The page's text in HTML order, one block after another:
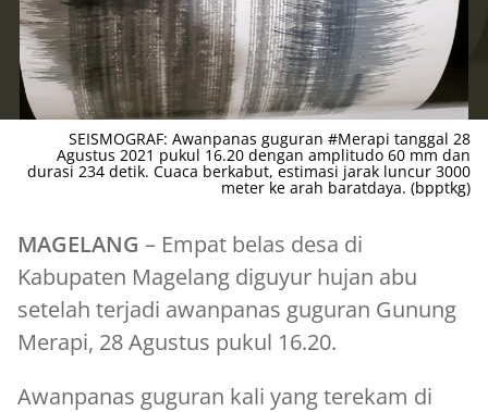
SEISMOGRAF: Awanpanas guguran #Merapi tanggal 28
Agustus 2021 pukul 16.20 dengan amplitudo 60 mm dan
durasi 234 detik. Cuaca berkabut, estimasi jarak luncur 3000
meter ke arah baratdaya. (bpptkg)
MAGELANG – Empat belas desa di
Kabupaten Magelang diguyur hujan abu
setelah terjadi awanpanas guguran Gunung
Merapi, 28 Agustus pukul 16.20.
Awanpanas guguran kali yang terekam di